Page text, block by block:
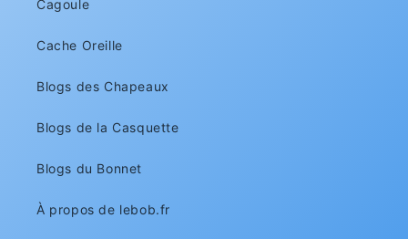
Cagoule
Cache Oreille
Blogs des Chapeaux
Blogs de la Casquette
Blogs du Bonnet
À propos de lebob.fr